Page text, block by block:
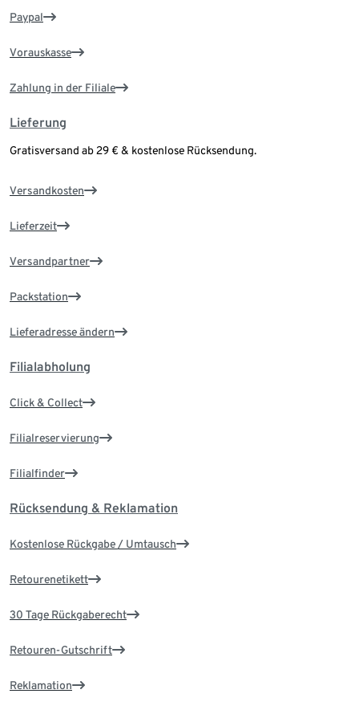
Paypal
Vorauskasse
Zahlung in der Filiale
Lieferung
Gratisversand ab 29 € & kostenlose Rücksendung.
Versandkosten
Lieferzeit
Versandpartner
Packstation
Lieferadresse ändern
Filialabholung
Click & Collect
Filialreservierung
Filialfinder
Rücksendung & Reklamation
Kostenlose Rückgabe / Umtausch
Retourenetikett
30 Tage Rückgaberecht
Retouren-Gutschrift
Reklamation